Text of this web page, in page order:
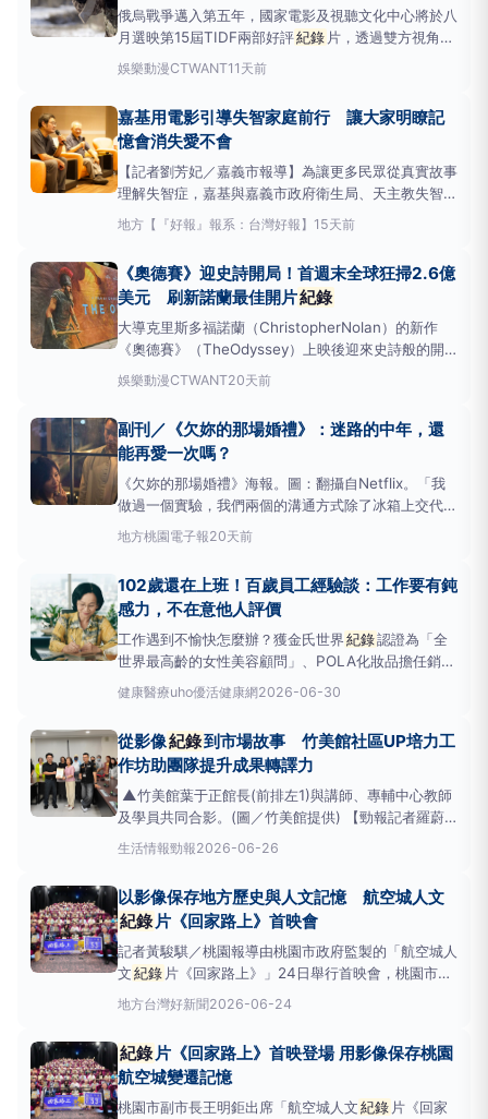
俄烏戰爭邁入第五年，國家電影及視聽文化中心將於八
月選映第15屆TIDF兩部好評紀錄 片，透過雙方視角帶
觀眾重返現場。烏克蘭 紀錄
演阿特姆·里茲科夫瞞著家人入伍後拍攝。他原想用鏡
素的軍官。面臨槍桿與攝影機的抉擇，他拍下最寫實的
軍事日常，
娛樂動漫CTWANT11天前
嘉基用電影引導失智家庭前行 讓大家明瞭記
憶會消失愛不會
【記者劉芳妃／嘉義市報導】為讓更多民眾從真實故事
理解失智症，嘉基與嘉義市政府衛生局、天主教失智老
人基金會於今（25）日共同舉辦失智症
忘的時光》公益放映暨映後座談，於嘉基路加堂進行嘉
及關心高齡議題的民眾一同走進電影，看見失智者與
地方 【『好報』報系：台灣好報】 15天前
《奧德賽》迎史詩開局！首週末全球狂掃2.6億
美元 刷新諾蘭最佳開片紀錄
大導克里斯多福諾蘭（ChristopherNolan）的新作
《奧德賽》（TheOdyssey）上映後迎來史詩般的開
局。這部由環球影業（Universal）製作的電影改編作
品，在全球首映週末創下2億6410萬美元（約合新台幣
錄 。觀眾大量湧入高階大尺寸影
娛樂動漫CTWANT20天前
副刊／《欠妳的那場婚禮》：迷路的中年，還
能再愛一次嗎？
《欠妳的那場婚禮》海報。圖：翻攝自Netflix。「我
做過一個實驗，我們兩個的溝通方式除了冰箱上交代事
項的便利貼，你可以有多久不看我、不碰我，不問我今
天過得好不好？63天。最高
垢結
地方桃園電子報20天前
102歲還在上班！百歲員工經驗談：工作要有鈍
感力，不在意他人評價
工作遇到不愉快怎麼辦？獲金氏世界紀錄認證為「全
世界最高齡的女性美容顧問」、POLA化妝品擔任銷售
員堀野智子於《還在工作的樂趣——我102歲》一書
中，分享了自己超過60年的業務生涯，以及她對幸
幸，在無聊的工作中找到樂趣。以下為原書摘文：團隊
領導者的重要職責
健康醫療uho優活健康網2026-06-30
從影像紀錄到市場故事 竹美館社區UP培力工
作坊助團隊提升成果轉譯力
▲竹美館葉于正館長(前排左1)與講師、專輔中心教師
及學員共同合影。(圖／竹美館提供) 【勁報記者羅蔚
舟/新竹報導】國立新竹生活美學館於6月25日辦理115
年度第一場「社區UP培力工作坊」，邀集受補助團
課程以「地方紀錄、數位平台、行政實務、文化轉
譯」為
生活情報勁報2026-06-26
以影像保存地方歷史與人文記憶 航空城人文
紀錄片《回家路上》首映會
記者黃駿騏／桃園報導由桃園市政府監製的「航空城人
文紀錄 片《回家路上》」24日舉行首映會，桃園市副
市長王明鉅與會表示，《回家路上》為市府監製航空城
人文
紀錄
片的第三部曲，透過影像與文字記錄居民因
存地方文化脈絡與歷史情感。王明鉅副市長指出，航空
城計畫配合桃園
地方台灣好新聞2026-06-24
紀錄片《回家路上》首映登場 用影像保存桃園
航空城變遷記憶
桃園市副市長王明鉅出席「航空城人文紀錄 片《回家